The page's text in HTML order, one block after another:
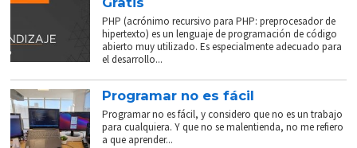
PHP (acrónimo recursivo para PHP: preprocesador de
hipertexto) es un lenguaje de programación de código
abierto muy utilizado. Es especialmente adecuado para
el desarrollo...
Programar no es fácil
Programar no es fácil, y considero que no es un trabajo
para cualquiera. Y que no se malentienda, no me refiero
a que aprender...